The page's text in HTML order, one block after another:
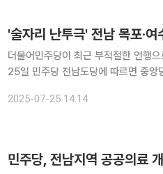
'술자리 난투극' 전남 목포·
더불어민주당이 최근 부적절한 언행
25일 민주당 전남도당에 따르면 중앙
2025-07-25 14:14
민주당, 전남지역 공공의료